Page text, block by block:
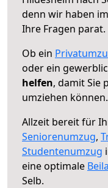
denn wir haben
Ihre Fragen parat.
Ob ein
oder ein
helfen, damit Sie
umziehen können.
Allzeit bereit für
Seniorenumzug,
Studentenumzug
eine optimale
Selb.